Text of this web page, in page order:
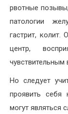
рвотные
патологии
гастрит, колит.
центр,
чувствительным
Но следует
проявить
могут являться